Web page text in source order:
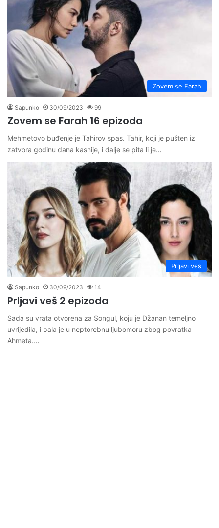
Zovem se Farah
Sapunko 30/09/2023 99
Zovem se Farah 16 epizoda
Mehmetovo buđenje je Tahirov spas. Tahir, koji je pušten iz
zatvora godinu dana kasnije, i dalje se pita li je…
Prljavi veš
Sapunko 30/09/2023 14
Prljavi veš 2 epizoda
Sada su vrata otvorena za Songul, koju je Džanan temeljno
uvrijedila, i pala je u neptorebnu ljubomoru zbog povratka
Ahmeta.…